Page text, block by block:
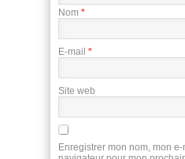
Nom *
E-mail *
Site web
Enregistrer mon nom, mon